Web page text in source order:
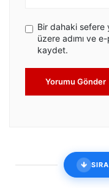
Bir dahaki sefere
üzere adımı ve
kaydet.
Yorumu Gönder